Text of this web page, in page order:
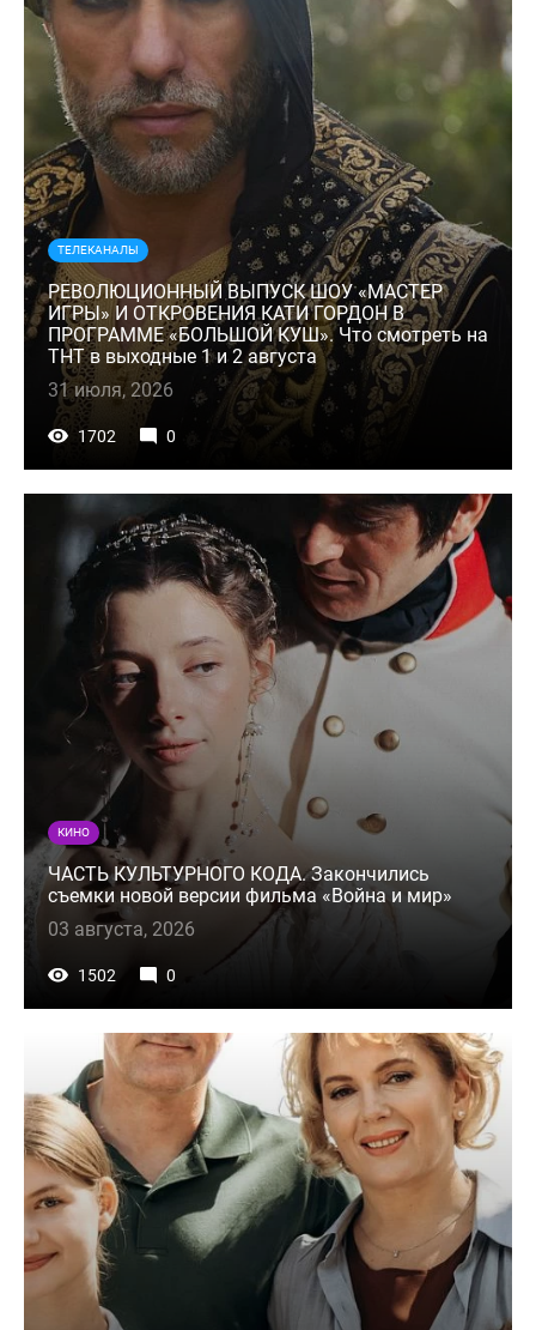
ТЕЛЕКАНАЛЫ
РЕВОЛЮЦИОННЫЙ ВЫПУСК ШОУ «МАСТЕР
ИГРЫ» И ОТКРОВЕНИЯ КАТИ ГОРДОН В
ПРОГРАММЕ «БОЛЬШОЙ КУШ». Что смотреть на
ТНТ в выходные 1 и 2 августа
31 июля, 2026
1702 0
КИНО
ЧАСТЬ КУЛЬТУРНОГО КОДА. Закончились
съемки новой версии фильма «Война и мир»
03 августа, 2026
1502 0